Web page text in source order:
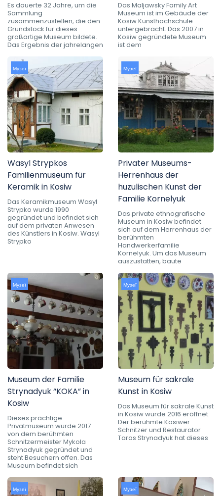
Es dauerte 32 Jahre, um die
Sammlung
zusammenzustellen, die den
Grundstock für dieses
großartige Museum bildete.
Das Ergebnis der jahrelangen
Das Maljawsky Family Art
Museum ist im Gebäude der
Kosiw Kunsthochschule
untergebracht. Das 2007 in
Kosiw gegründete Museum
ist dem
Музеї
Wasyl Strypkos
Familienmuseum für
Keramik in Kosiw
Das Keramikmuseum Wasyl
Strypko wurde 1990
gegründet und befindet sich
auf dem privaten Anwesen
des Künstlers in Kosiw. Wasyl
Strypko
Музеї
Privater Museums-
Herrenhaus der
huzulischen Kunst der
Familie Kornelyuk
Das private ethnografische
Museum in Kosiw befindet
sich auf dem Herrenhaus der
berühmten
Handwerkerfamilie
Kornelyuk. Um das Museum
auszustatten, baute
Музеї
Museum der Familie
Strynadyuk “KOKA” in
Kosiw
Dieses prächtige
Privatmuseum wurde 2017
von dem berühmten
Schnitzermeister Mykola
Strynadyuk gegründet und
steht Besuchern offen. Das
Museum befindet sich
Музеї
Museum für sakrale
Kunst in Kosiw
Das Museum für sakrale Kunst
in Kosiw wurde 2016 eröffnet.
Der berühmte Kosiwer
Schnitzer und Restaurator
Taras Strynadyuk hat dieses
Музеї Музеї